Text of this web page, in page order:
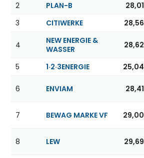
2
PLAN-B 28,01
3
CITIWERKE 28,56
4
NEW ENERGIE &
WASSER
28,62
5 1·2·3ENERGIE 25,04
6 ENVIAM 28,41
7 BEWAG MARKE VF 29,00
8 LEW 29,69